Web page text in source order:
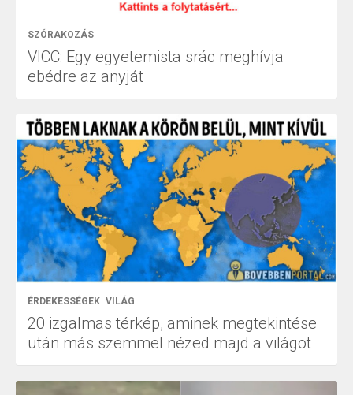
SZÓRAKOZÁS
VICC: Egy egyetemista srác meghívja
ebédre az anyját
ÉRDEKESSÉGEK VILÁG
20 izgalmas térkép, aminek megtekintése
után más szemmel nézed majd a világot